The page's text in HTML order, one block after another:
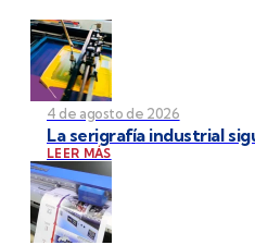
4 de agosto de 2026
La serigrafía industrial
LEER MÁS